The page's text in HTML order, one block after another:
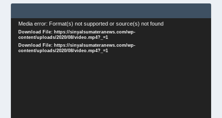
Video
Player
Media error: Format(s) not supported or source(s) not found
Download File: https://sinyalsumateranews.com/wp-
content/uploads/2020/08/video.mp4?_=1
Download File: https://sinyalsumateranews.com/wp-
content/uploads/2020/08/video.mp4?_=1